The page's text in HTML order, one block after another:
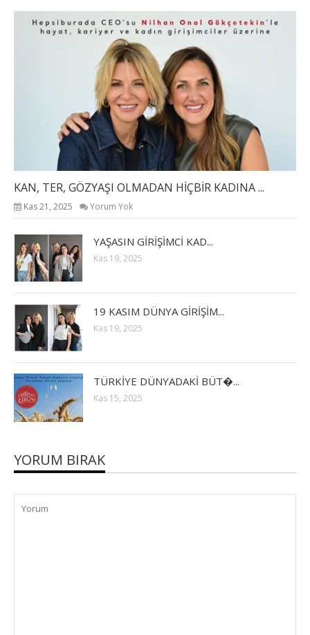
KAN, TER, GÖZYAŞI OLMADAN HİÇBİR KADINA ...
Kas 21, 2025 Yorum Yok
YAŞASIN GİRİŞİMCİ KAD...
Kas 19, 2025
19 KASIM DÜNYA GİRİŞİM...
Kas 19, 2025
TÜRKİYE DÜNYADAKİ BÜT�...
Kas 15, 2025
YORUM BIRAK